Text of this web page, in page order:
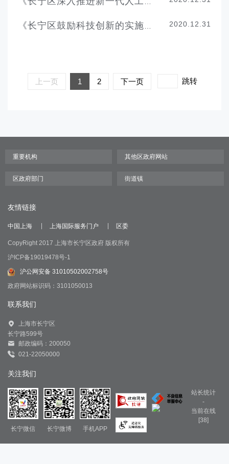
2020.12.31
上一页 1 2 下一页 跳转
友情链接
中国上海 上海国际服务门户 区委
CopyRight 2017 上海市长宁区政府 版权所有
沪ICP备19019478号-1
沪公网安备 31010502002758号
政府网站标识码：3101050013
联系我们
上海市长宁区
长宁路599号
邮政编码：200050
021-22050000
关注我们
长宁微信 长宁微博 手机APP
站长统计
-
当前在线
[38]